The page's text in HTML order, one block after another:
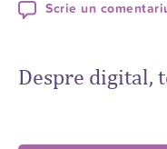
Scrie un
Despre digital,